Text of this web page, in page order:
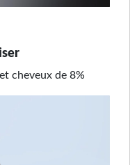
cheveux de 8%